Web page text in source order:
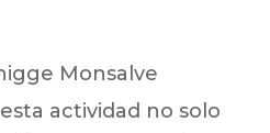
Monsalve
actividad no solo